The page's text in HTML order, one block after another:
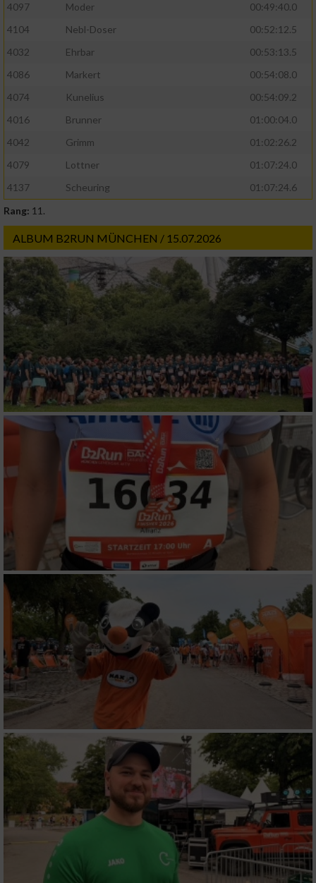
4097 Moder
00:49:40.0
4104
Nebl-Doser
00:52:12.5
4032
Ehrbar
00:53:13.5
4086
Markert
00:54:08.0
4074
Kunelius
00:54:09.2
4016
Brunner
01:00:04.0
4042
Grimm
01:02:26.2
4079
Lottner
01:07:24.0
4137
Scheuring
01:07:24.6
Rang: 11.
ALBUM B2RUN MÜNCHEN / 15.07.2026